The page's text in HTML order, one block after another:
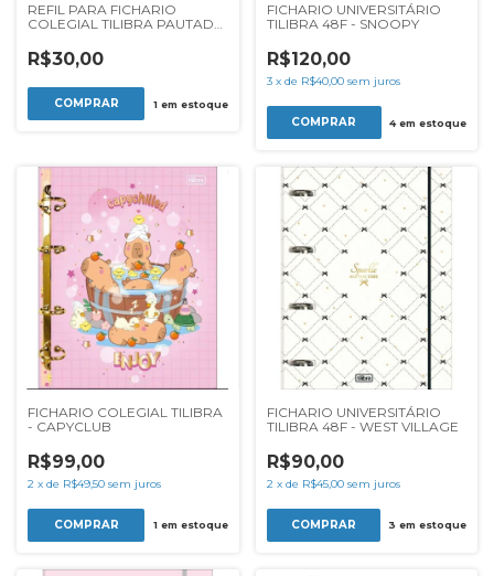
REFIL PARA FICHARIO
COLEGIAL TILIBRA PAUTADO
R$30,00
1em estoque
FICHARIO UNIVERSITÁRIO
TILIBRA 48F - SNOOPY
R$120,00
3 x de R$40,00 sem juros
4em estoque
FICHARIO COLEGIAL TILIBRA
- CAPYCLUB
R$99,00
2 x de R$49,50 sem juros
1em estoque
FICHARIO UNIVERSITÁRIO
TILIBRA 48F - WEST VILLAGE
R$90,00
2 x de R$45,00 sem juros
3 em estoque